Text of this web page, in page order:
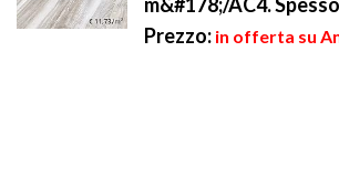
Prezzo: in offerta su